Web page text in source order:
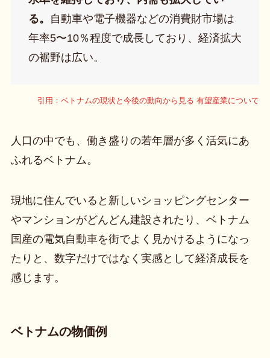
る。
自動車や電子機器などの消費財市場は
年率5〜10％程度で成長しており、経済拡大
の裾野は広い。
引用：ベトナムの現状と今後の動向から見る 有望産業について
人口の中でも、働き盛りの若年層が多く活気にあ
ふれるベトナム。
現地に住んでいると新しいショッピングセンター
やマンションがどんどん建設されたり、ベトナム
国産の電気自動車を街でよく見かけるようになっ
たりと、数字だけではなく実感として経済成長を
感じます。
ベトナムの物価例